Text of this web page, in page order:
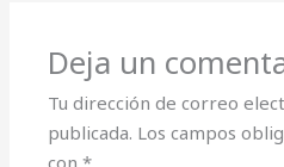
Deja un
Tu dirección de correo
publicada. Los campos
con*